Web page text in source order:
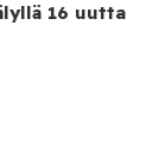
16 uutta